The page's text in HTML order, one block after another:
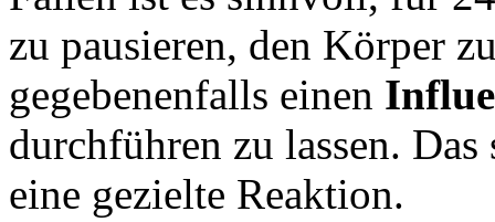
zu pausieren, den Körper
gegebenenfalls einen
durchführen zu lassen.
eine gezielte Reaktion.